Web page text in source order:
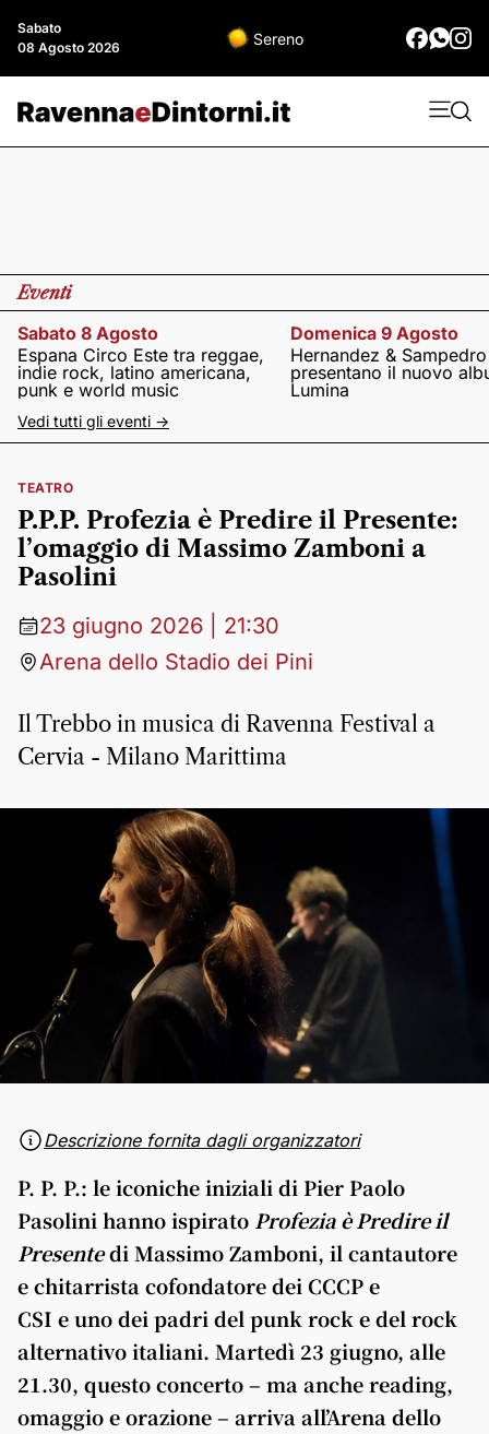
Sabato
08 Agosto 2026
Sereno
Eventi
Sabato 8 Agosto
Espana Circo Este tra reggae,
indie rock, latino americana,
punk e world music
Domenica 9 Agosto
Hernandez & Sampedro
presentano il nuovo
Lumina
Vedi tutti gli eventi ->
TEATRO
P.P.P. Profezia è Predire il Presente:
l’omaggio di Massimo Zamboni a
Pasolini
23 giugno 2026 | 21:30
Arena dello Stadio dei Pini
Il Trebbo in musica di Ravenna Festival a
Cervia - Milano Marittima
Descrizione fornita dagli organizzatori
P. P. P.: le iconiche iniziali di Pier Paolo
Pasolini hanno ispirato Profezia è Predire il
Presentedi Massimo Zamboni, il cantautore
e chitarrista cofondatore dei CCCP e
CSI e uno dei padri del punk rock e del rock
alternativo italiani. Martedì 23 giugno, alle
21.30, questo concerto – ma anche reading,
omaggio e orazione – arriva all’Arena dello